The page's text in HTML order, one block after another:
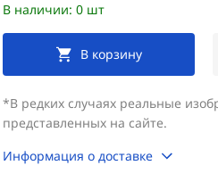
В наличии: 0 шт
В корзину
*В редких случаях реальные
представленных на сайте.
Информация о доставке